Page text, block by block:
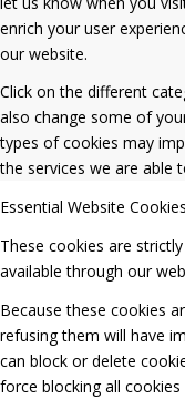
enrich your user
our website.
Click on the different
also change some of
types of cookies may
the services we are able
Essential Website Cookies
These cookies are
available through our
Because these cookies
refusing them will have
can block or delete
force blocking all